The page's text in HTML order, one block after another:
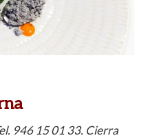
946 15 01 33. Cierra